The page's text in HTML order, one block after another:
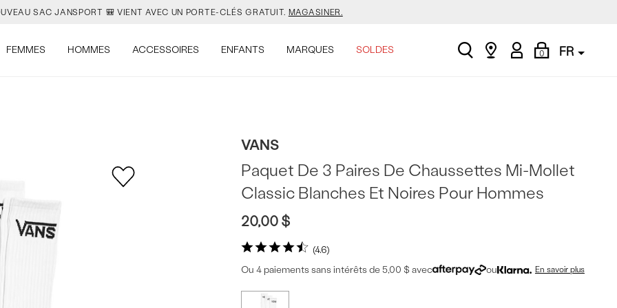
SAC JANSPORT 🎒 VIENT AVEC UN PORTE-CLÉS GRATUIT. MAGASINER.
EST DE NOUVEAU EN STOCK. GARDE TON CALME.MAGASINER.
MAGASINER.
FEMMES HOMMES ACCESSOIRES ENFANTS MARQUES SOLDES search
Find
My
Account
0
Shopping
Bag
FR
VANS
4.6
Paquet De 3 Paires De Chaussettes Mi-Mollet
Classic Blanches Et Noires Pour Hommes
20,00 $
Ou 4 paiements sans intérêts de 5,00 $ avec ou En savoir plus
Offres
Plus